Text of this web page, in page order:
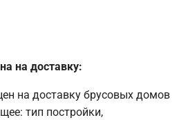
на доставку:
на доставку брусовых домов
тип постройки,